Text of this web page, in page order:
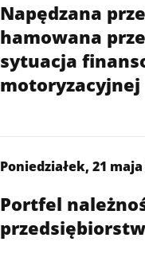
Napędzana
hamowana
sytuacja
motoryzacyjnej
Poniedziałek, 21 maja
Portfel